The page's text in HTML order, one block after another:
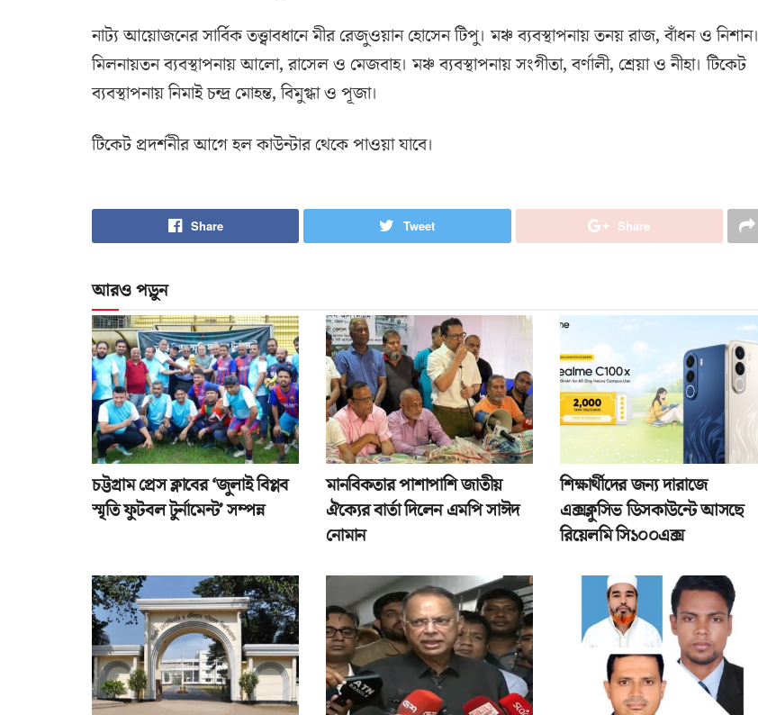
নাট্য আয়োজনের সার্বিক তত্ত্বাবধানে মীর রেজুওয়ান হোসেন টিপু। মঞ্চ ব্যবস্থাপনায় তনয় রাজ, বাঁধন ও নিশান।
মিলনায়তন ব্যবস্থাপনায় আলো, রাসেল ও মেজবাহ। মঞ্চ ব্যবস্থাপনায় সংগীতা, বর্ণালী, শ্রেয়া ও নীহা। টিকেট
ব্যবস্থাপনায় নিমাই চন্দ্র মোহন্ত, বিমুগ্ধা ও পূজা।
টিকেট প্রদর্শনীর আগে হল কাউন্টার থেকে পাওয়া যাবে।
Share Tweet Share
আরও পড়ুন
চট্টগ্রাম প্রেস ক্লাবের ‘জুলাই বিপ্লব
স্মৃতি ফুটবল টুর্নামেন্ট’ সম্পন্ন
মানবিকতার পাশাপাশি জাতীয়
ঐক্যের বার্তা দিলেন এমপি সাঈদ
নোমান
শিক্ষার্থীদের জন্য দারাজে
এক্সক্লুসিভ ডিসকাউন্টে আসছে
রিয়েলমি সি১০০এক্স